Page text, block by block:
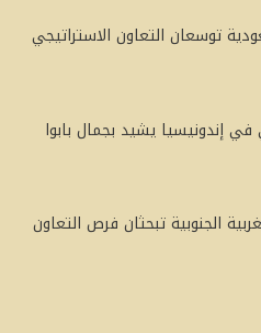
توسعان التعاون الاستراتيجي
في إندونيسيا يشيد بجمال بابوا
الجنوبية تبحثان فرص التعاون